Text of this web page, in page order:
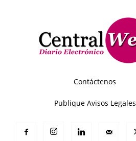
Contáctenos
Publique Avisos Legales